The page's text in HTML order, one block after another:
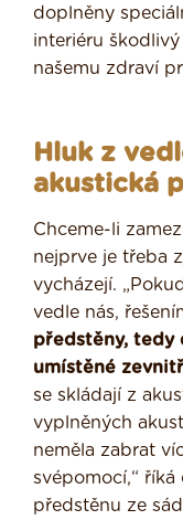
doplněny
interiéru
našemu zdraví
Hluk z
akustická
Chceme-li
nejprve je třeba
vycházejí.
vedle nás,
předstěny, tedy
umístěné
se skládají z
vyplněných
neměla zabrat
svépomocí,“
předstěnu ze